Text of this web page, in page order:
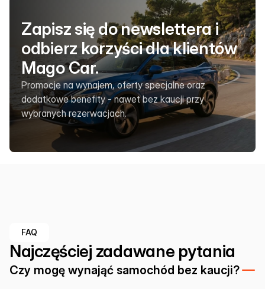
Zapisz się do newslettera i
odbierz korzyści dla klientów
Mago Car.
Promocje na wynajem, oferty specjalne oraz
dodatkowe benefity - nawet bez kaucji przy
wybranych rezerwacjach.
FAQ
Najczęściej zadawane pytania
Czy mogę wynająć samochód bez kaucji?